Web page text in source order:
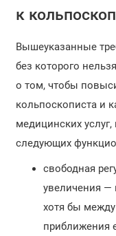
к
Вышеуказанные
без которого
о том, чтобы
кольпоскописта и
медицинских услуг,
следующих
свободная
увеличения —
хотя бы
приближения